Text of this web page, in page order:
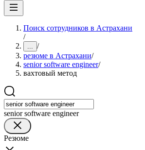
Поиск сотрудников в Астрахани
/
... /
резюме в Астрахани/
senior software engineer/
вахтовый метод
senior software engineer
Резюме